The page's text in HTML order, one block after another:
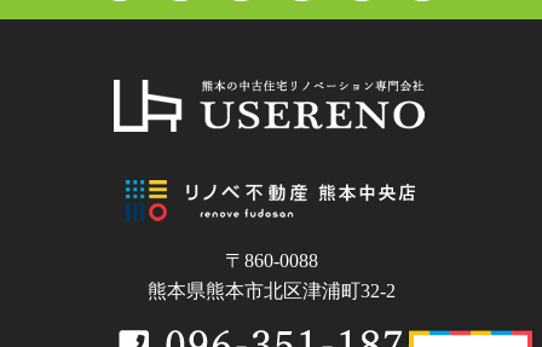
〒860-0088
熊本県熊本市北区津浦町32-2